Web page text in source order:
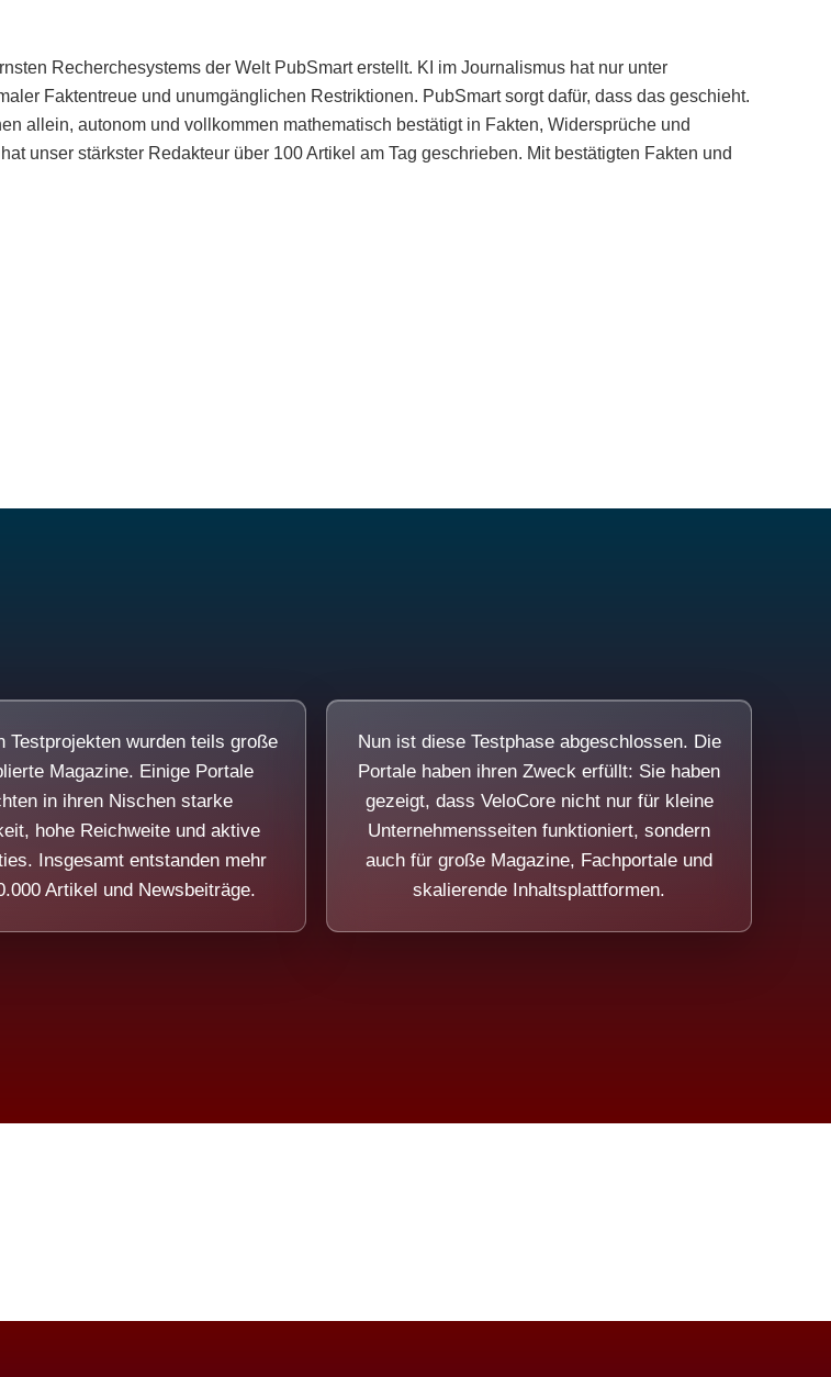
Recherchesystems der Welt PubSmart erstellt. KI im Journalismus hat nur unter
Faktentreue und unumgänglichen Restriktionen. PubSmart sorgt dafür, dass das geschieht.
allein, autonom und vollkommen mathematisch bestätigt in Fakten, Widersprüche und
unser stärkster Redakteur über 100 Artikel am Tag geschrieben. Mit bestätigten Fakten und
Testprojekten wurden teils große
Magazine. Einige Portale
in ihren Nischen starke
hohe Reichweite und aktive
Insgesamt entstanden mehr
Artikel und Newsbeiträge.
Nun ist diese Testphase abgeschlossen. Die
Portale haben ihren Zweck erfüllt: Sie haben
gezeigt, dass VeloCore nicht nur für kleine
Unternehmensseiten funktioniert, sondern
auch für große Magazine, Fachportale und
skalierende Inhaltsplattformen.